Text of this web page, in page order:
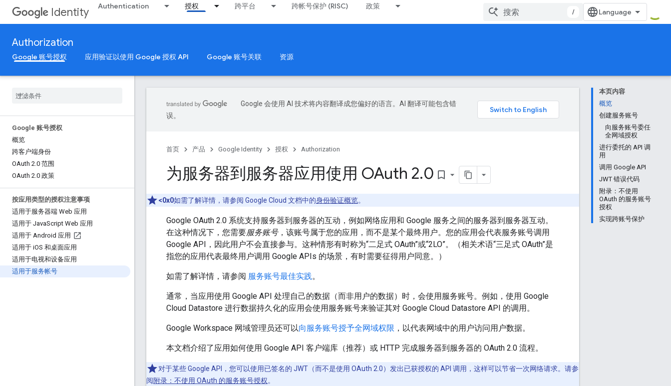
Identity Authentication 授权 跨平台 跨帐号保护 (RISC) 政策
/
Authorization
Google 账号授权 应用验证以使用 Google 授权 API Google 账号关联 资源
Google 账号授权
概览
跨客户端身份
OAuth 2.0 范围
OAuth 2.0 政策
按应用类型的授权注意事项
适用于服务器端 Web 应用
适用于 JavaScript Web 应用
适用于 Android 应用
适用于 iOS 和桌面应用
适用于电视和设备应用
适用于服务帐号
本页内容
概览
创建服务账号
向服务账号委任
全网域授权
进行委托的 API 调
用
调用 Google API
JWT 错误代码
附录：不使用
OAuth 的服务账号
授权
实现跨账号保护
Google 会使用 AI 技术将内容翻译成您偏好的语言。AI 翻译可能包含错
误。
首页 产品 Google Identity 授权 Authorization
为服务器到服务器应用使用 OAuth 2.0 bookmark_border
<0x0如需了解详情，请参阅 Google Cloud 文档中的身份验证概览。
Google OAuth 2.0 系统支持服务器到服务器的互动，例如网络应用和 Google 服务之间的服务器到服务器互动。
在这种情况下，您需要服务账号，该账号属于您的应用，而不是某个最终用户。您的应用会代表服务账号调用
Google API，因此用户不会直接参与。这种情形有时称为“二足式 OAuth”或“2LO”。（相关术语“三足式 OAuth”是
指您的应用代表最终用户调用 Google APIs 的场景，有时需要征得用户同意。）
如需了解详情，请参阅 服务账号最佳实践。
通常，当应用使用 Google API 处理自己的数据（而非用户的数据）时，会使用服务账号。例如，使用 Google
Cloud Datastore 进行数据持久化的应用会使用服务账号来验证其对 Google Cloud Datastore API 的调用。
Google Workspace 网域管理员还可以向服务账号授予全网域权限 ，以代表网域中的用户访问用户数据。
本文档介绍了应用如何使用 Google API 客户端库（推荐）或 HTTP 完成服务器到服务器的 OAuth 2.0 流程。
对于某些 Google API，您可以使用已签名的 JWT（而不是使用 OAuth 2.0）发出已获授权的 API 调用，这样可以节省一次网络请求。请参
阅附录：不使用 OAuth 的服务账号授权。